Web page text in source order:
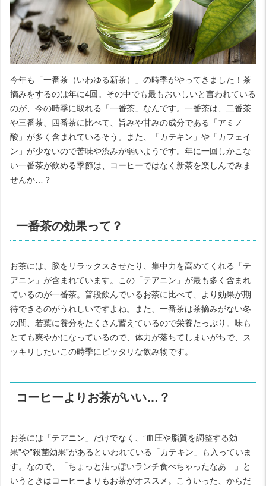
今年も「一番茶（いわゆる新茶）」の時季がやってきました！茶
摘みをするのは年に4回。その中でも最もおいしいと言われている
のが、今の時季に取れる「一番茶」なんです。一番茶は、二番茶
や三番茶、四番茶に比べて、旨みや甘みの成分である「アミノ
酸」が多く含まれているそう。また、「カテキン」や「カフェイ
ン」が少ないので苦味や渋みが弱いようです。年に一回しかこな
い一番茶が飲める季節は、コーヒーではなく新茶を楽しんでみま
せんか…？
一番茶の効果って？
お茶には、脳をリラックスさせたり、集中力を高めてくれる「テ
アニン」が含まれています。この「テアニン」が最も多く含まれ
ているのが一番茶。普段飲んでいるお茶に比べて、より効果が期
待できるのがうれしいですよね。また、一番茶は茶摘みがない冬
の間、若葉に養分をたくさん蓄えているので栄養たっぷり。味も
とても爽やかになっているので、体力が落ちてしまいがちで、ス
ッキリしたいこの時季にピッタリな飲み物です。
コーヒーよりお茶がいい…？
お茶には「テアニン」だけでなく、”血圧や脂質を調整する効
果”や”殺菌効果”があるといわれている「カテキン」も入っていま
す。なので、「ちょっと油っぽいランチ食べちゃったなあ…」と
いうときはコーヒーよりもお茶がオススメ。こういった、からだ